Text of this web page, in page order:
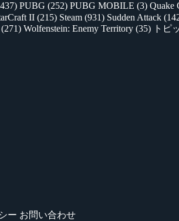
PUBG (252) PUBG MOBILE (3) Quake
II (215) Steam (931) Sudden Attack
(271) Wolfenstein: Enemy Territory (35) トピ
ー お問い合わせ